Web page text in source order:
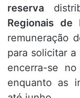
reserva
Regionais de
remuneração
para solicitar
encerra-se
enquanto as